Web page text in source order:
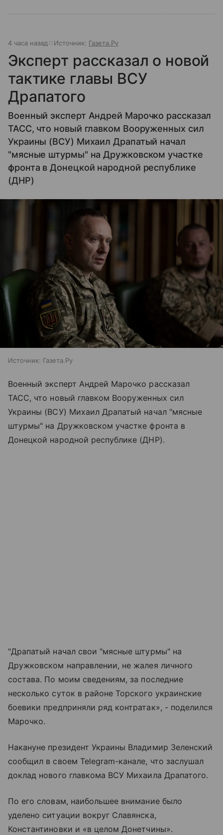
4 часа назад Источник: Газета.Ру
Эксперт рассказал о новой
тактике главы ВСУ
Драпатого
Военный эксперт Андрей Марочко рассказал
ТАСС, что новый главком Вооруженных сил
Украины (ВСУ) Михаил Драпатый начал
"мясные штурмы" на Дружковском участке
фронта в Донецкой народной республике
(ДНР)
Источник: Газета.Ру
Военный эксперт Андрей Марочко рассказал
ТАСС, что новый главком Вооруженных сил
Украины (ВСУ) Михаил Драпатый начал "мясные
штурмы" на Дружковском участке фронта в
Донецкой народной республике (ДНР).
"Драпатый начал свои "мясные штурмы" на
Дружковском направлении, не жалея личного
состава. По моим сведениям, за последние
несколько суток в районе Торского украинские
боевики предприняли ряд контратак», - поделился
Марочко.
Накануне президент Украины Владимир Зеленский
сообщил в своем Telegram-канале, что заслушал
доклад нового главкома ВСУ Михаила Драпатого.
По его словам, наибольшее внимание было
уделено ситуации вокруг Славянска,
Константиновки и «в целом Донетчины».